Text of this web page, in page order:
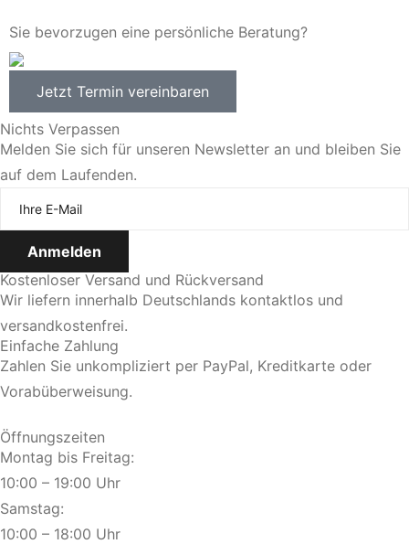
Sie bevorzugen eine persönliche Beratung?
Jetzt Termin vereinbaren
Nichts Verpassen
Melden Sie sich für unseren Newsletter an und bleiben Sie
auf dem Laufenden.
Kostenloser Versand und Rückversand
Wir liefern innerhalb Deutschlands kontaktlos und
versandkostenfrei.
Einfache Zahlung
Zahlen Sie unkompliziert per PayPal, Kreditkarte oder
Vorabüberweisung.
Öffnungszeiten
Montag bis Freitag:
10:00 – 19:00 Uhr
Samstag:
10:00 – 18:00 Uhr